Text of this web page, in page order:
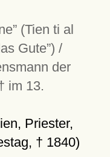
(Tien ti al
Gute ) /
der
im 13.
Priester,
† 1840)